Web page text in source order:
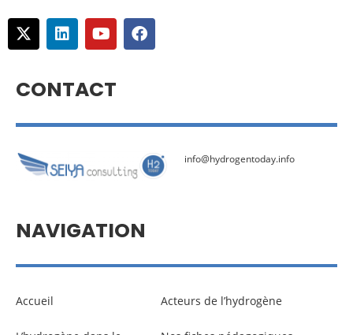
CONTACT
info@hydrogentoday.info
NAVIGATION
Accueil Acteurs de l’hydrogène